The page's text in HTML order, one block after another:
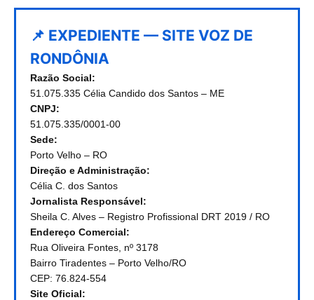
📌 EXPEDIENTE — SITE VOZ DE
RONDÔNIA
Razão Social:
51.075.335 Célia Candido dos Santos – ME
CNPJ:
51.075.335/0001-00
Sede:
Porto Velho – RO
Direção e Administração:
Célia C. dos Santos
Jornalista Responsável:
Sheila C. Alves – Registro Profissional DRT 2019 / RO
Endereço Comercial:
Rua Oliveira Fontes, nº 3178
Bairro Tiradentes – Porto Velho/RO
CEP: 76.824-554
Site Oficial: